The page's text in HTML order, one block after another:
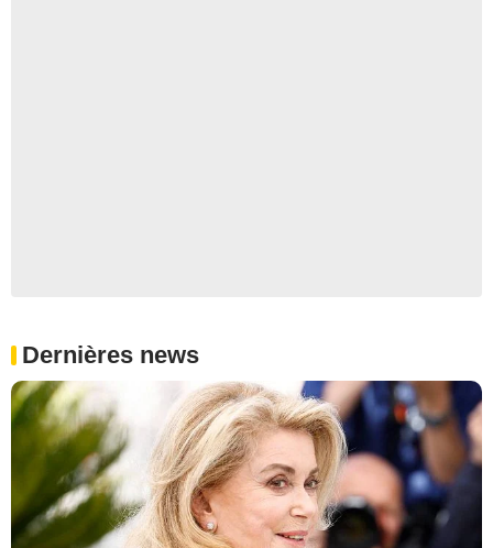
Dernières news